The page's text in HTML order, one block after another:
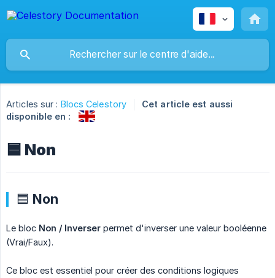
Articles sur : Blocs Celestory
Cet article est aussi
disponible en :
🟦 Non
🟦 Non
Le bloc Non / Inverser permet d'inverser une valeur booléenne
(Vrai/Faux).
Ce bloc est essentiel pour créer des conditions logiques